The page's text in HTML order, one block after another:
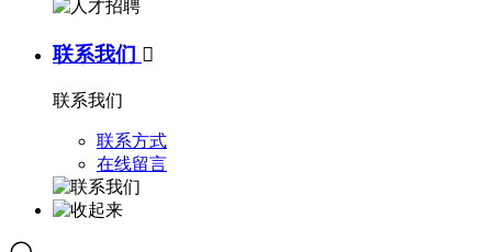
联系我们 
联系我们
联系方式
在线留言